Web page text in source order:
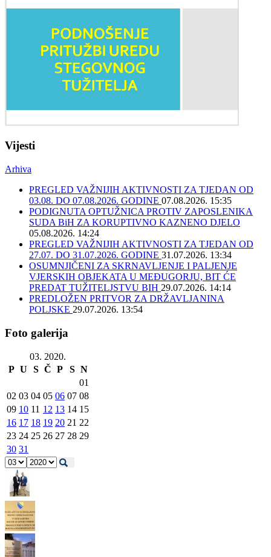
Vijesti
Arhiva
PREGLED VAŽNIJIH AKTIVNOSTI ZA TJEDAN OD
03.08. DO 07.08.2026. GODINE 07.08.2026. 15:35
PODIGNUTA OPTUŽNICA PROTIV ZAPOSLENIKA
SUDA BiH ZA KORUPTIVNO KAZNENO DJELO
05.08.2026. 14:24
PREGLED VAŽNIJIH AKTIVNOSTI ZA TJEDAN OD
27.07. DO 31.07.2026. GODINE 31.07.2026. 13:34
OSUMNJIČENI ZA SKRNAVLJENJE I PALJENJE
VJERSKIH OBJEKATA U MEĐUGORJU, BIT ĆE
PREDAT TUŽITELJSTVU BIH 29.07.2026. 14:14
PREDLOŽEN PRITVOR ZA DRŽAVLJANINA
POLJSKE 29.07.2026. 13:54
Foto galerija
03. 2020.
P U S Č P S N
01
02 03 04 05 06 07 08
09 10 11 12 13 14 15
16 17 18 19 20 21 22
23 24 25 26 27 28 29
30 31